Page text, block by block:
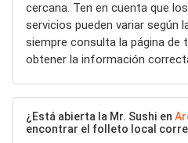
cercana. Ten en cuenta que
servicios pueden variar según
siempre consulta la página de
obtener la información
¿Está abierta la Mr. Sushi en
encontrar el folleto local